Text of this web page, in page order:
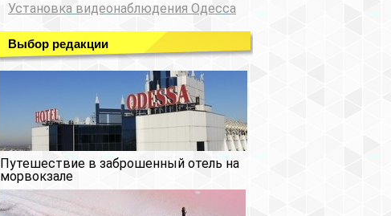
Установка видеонаблюдения Одесса
Выбор редакции
Путешествие в заброшенный отель на
морвокзале